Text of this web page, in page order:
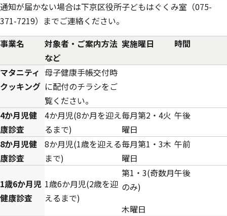
通知が届かない場合は下京区役所子どもはぐくみ室（075-
371-7219）までご連絡ください。
事業名
対象者・ご案内方法
など
実施曜日 時間
マタニティ
クッキング
母子健康手帳交付時
に配付のチラシをご
覧ください。
4か月児健
康診査
4か月児(8か月を迎え
るまで)
毎月第2・4火
曜日
午後
8か月児健
康診査
8か月児(1歳を迎える
まで)
毎月第1・3木
曜日
午前
1歳6か月児
健康診査
1歳6か月児(2歳を迎
えるまで)
第1・3(奇数月
のみ)
木曜日
午後